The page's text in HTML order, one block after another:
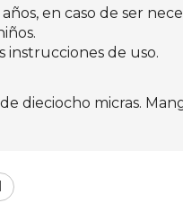
en caso de ser
instrucciones de uso.
dieciocho micras.